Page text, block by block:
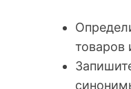
товаров